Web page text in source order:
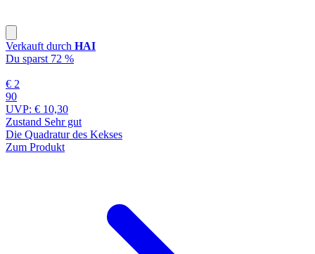
Verkauft durch HAI
Du sparst 72 %
€ 2
90
UVP: € 10,30
Zustand Sehr gut
Die Quadratur des Kekses
Zum Produkt